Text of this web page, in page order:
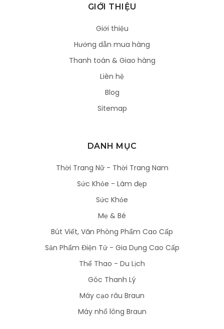
GIỚI THIỆU
Giới thiệu
Hướng dẫn mua hàng
Thanh toán & Giao hàng
Liên hệ
Blog
Sitemap
DANH MỤC
Thời Trang Nữ - Thời Trang Nam
Sức Khỏe - Làm đẹp
Sức Khỏe
Mẹ & Bé
Bút Viết, Văn Phòng Phẩm Cao Cấp
Sản Phẩm Điện Tử - Gia Dụng Cao Cấp
Thể Thao - Du Lịch
Góc Thanh Lý
Máy cạo râu Braun
Máy nhổ lông Braun